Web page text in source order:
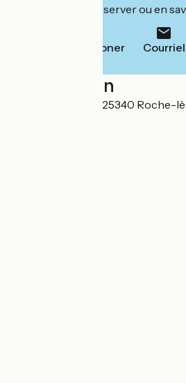
leur site pour réserver ou en
Téléphoner Courriel
Localisation
10 Rue Principale 25340 Roche-